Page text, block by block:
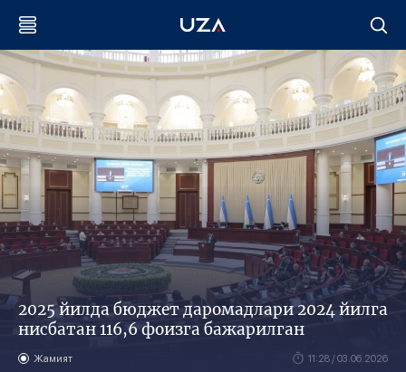
2025 йилда бюджет даромадлари 2024 йилга
нисбатан 116,6 фоизга бажарилган
Жамият 11:28 / 03.06.2026